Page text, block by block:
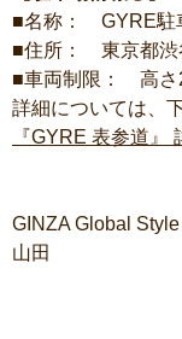
■名称： GYRE駐
■住所： 東京都渋
■車両制限： 高さ
詳細については、
『GYRE 表参道』
GINZA Global
山田